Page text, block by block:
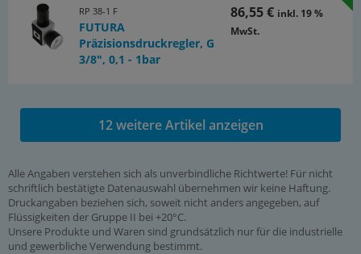
RP 38-1 F
FUTURA
Präzisionsdruckregler, G
3/8", 0,1 - 1bar
86,55 € inkl. 19 %
MwSt.
12 weitere Artikel anzeigen
Alle Angaben verstehen sich als unverbindliche Richtwerte! Für nicht
schriftlich bestätigte Datenauswahl übernehmen wir keine Haftung.
Druckangaben beziehen sich, soweit nicht anders angegeben, auf
Flüssigkeiten der Gruppe II bei +20°C.
Unsere Produkte und Waren sind grundsätzlich nur für die industrielle
und gewerbliche Verwendung bestimmt.